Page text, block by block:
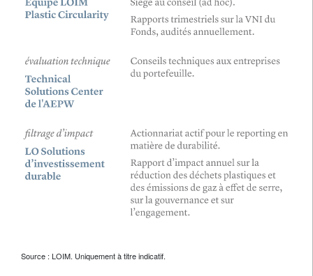
Source : LOIM. Uniquement à titre indicatif.